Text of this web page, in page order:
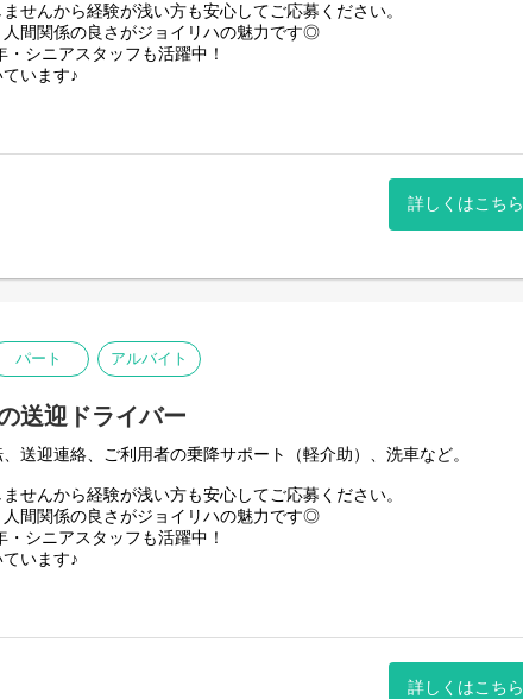
せんから経験が浅い方も安心してご応募ください。
間関係の良さがジョイリハの魅力です◎
シニアスタッフも活躍中！
います♪
詳しくはこちら
パート アルバイト
送迎ドライバー
送迎連絡、ご利用者の乗降サポート（軽介助）、洗車など。
せんから経験が浅い方も安心してご応募ください。
間関係の良さがジョイリハの魅力です◎
シニアスタッフも活躍中！
います♪
詳しくはこちら